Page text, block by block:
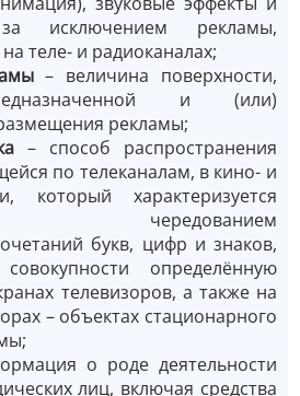
исключением рекламы,
теле- и радиоканалах;
– величина поверхности,
и (или)
рекламы;
– способ распространения
по телеканалам, в кино- и
который характеризуется
чередованием
букв, цифр и знаков,
определённую
телевизоров, а также на
– объектах стационарного
о роде деятельности
лиц, включая средства